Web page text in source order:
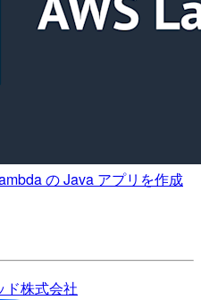
の Java アプリを作成
ド株式会社